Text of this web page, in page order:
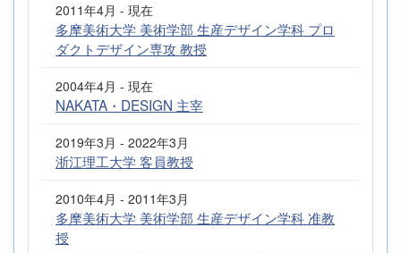
2011年4月 - 現在
多摩美術大学 美術学部 生産デザイン学科 プロ
ダクトデザイン専攻 教授
2004年4月 - 現在
NAKATA・DESIGN 主宰
2019年3月 - 2022年3月
浙江理工大学 客員教授
2010年4月 - 2011年3月
多摩美術大学 美術学部 生産デザイン学科 准教
授